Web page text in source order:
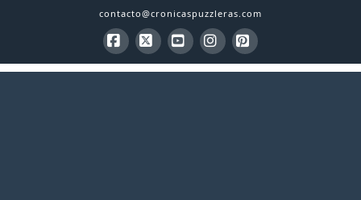
contacto@cronicaspuzzleras.com
Facebook
X YouTubeInstagram
Pinterest